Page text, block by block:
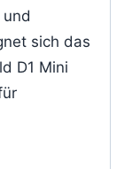
sich das
D1 Mini